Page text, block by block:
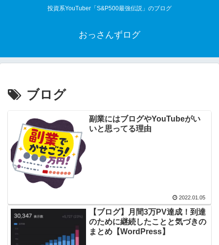
投資系YouTuber「S&P500最強伝説」のブログ
おっさんずログ
ブログ
副業にはブログやYouTubeがい
いと思ってる理由
2022.01.05
【ブログ】月間3万PV達成！到達
のために継続したことと気づきの
まとめ【WordPress】